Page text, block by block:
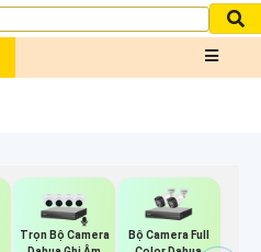
Trọn Bộ Camera
Bộ Camera Full